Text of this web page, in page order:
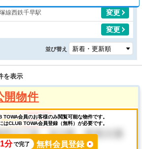
線西鉄千早駅 変更
変更
並び替え
を表示
開物件
TOWA会員のお客様のみ閲覧可能な物件です。
はCLUB TOWA会員登録（無料）が必要です。
1分で完了 無料会員登録